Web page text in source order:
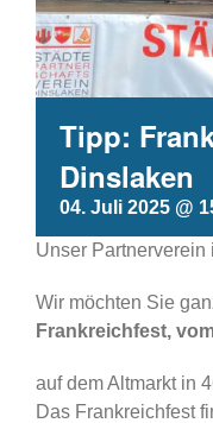
Tipp:
Dinslaken
04. Juli 2025 @
Unser
Wir möchten Sie
Frankreichfest,
auf dem Altmarktin
Das Frankreichfest